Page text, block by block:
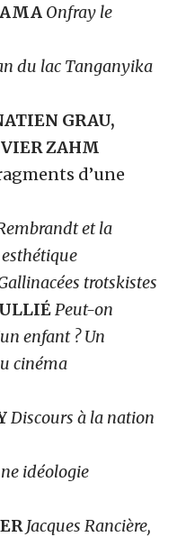
Onfray le
du lac Tanganyika
GRAU,
ZAHM
d’une
et la
trotskistes
Peut-on
enfant ? Un
cinéma
Discours à la nation
idéologie
Jacques Rancière,